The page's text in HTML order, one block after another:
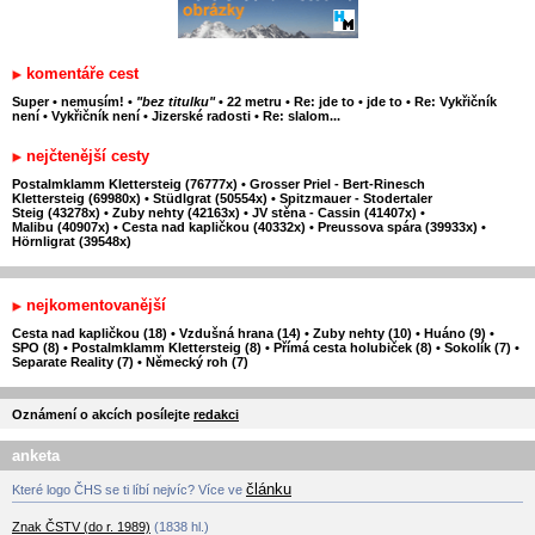
komentáře cest
Super • nemusím! • "bez titulku" • 22 metru • Re: jde to • jde to • Re: Vykřičník
není • Vykřičník není • Jizerské radosti • Re: slalom...
nejčtenější cesty
Postalmklamm Klettersteig (76777x) • Grosser Priel - Bert-Rinesch
Klettersteig (69980x) • Stüdlgrat (50554x) • Spitzmauer - Stodertaler
Steig (43278x) • Zuby nehty (42163x) • JV stěna - Cassin (41407x) •
Malibu (40907x) • Cesta nad kapličkou (40332x) • Preussova spára (39933x) •
Hörnligrat (39548x)
nejkomentovanější
Cesta nad kapličkou (18) • Vzdušná hrana (14) • Zuby nehty (10) • Huáno (9) •
SPO (8) • Postalmklamm Klettersteig (8) • Přímá cesta holubiček (8) • Sokolík (7) •
Separate Reality (7) • Německý roh (7)
Oznámení o akcích posílejte redakci
anketa
Které logo ČHS se ti líbí nejvíc? Více ve článku
Znak ČSTV (do r. 1989) (1838 hl.)